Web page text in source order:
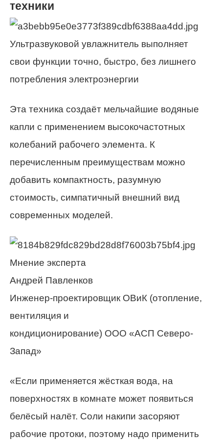
техники
Ультразвуковой увлажнитель выполняет
свои функции точно, быстро, без лишнего
потребления электроэнергии
Эта техника создаёт мельчайшие водяные
капли с применением высокочастотных
колебаний рабочего элемента. К
перечисленным преимуществам можно
добавить компактность, разумную
стоимость, симпатичный внешний вид
современных моделей.
Мнение эксперта
Андрей Павленков
Инженер-проектировщик ОВиК (отопление,
вентиляция и
кондиционирование) ООО «АСП Северо-
Запад»
«Если применяется жёсткая вода, на
поверхностях в комнате может появиться
белёсый налёт. Соли накипи засоряют
рабочие протоки, поэтому надо применить